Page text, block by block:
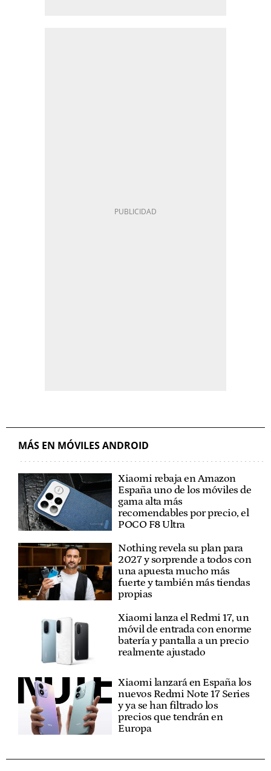
MÁS EN MÓVILES ANDROID
Xiaomi rebaja en Amazon
España uno de los móviles de
gama alta más
recomendables por precio, el
POCO F8 Ultra
Nothing revela su plan para
2027 y sorprende a todos con
una apuesta mucho más
fuerte y también más tiendas
propias
Xiaomi lanza el Redmi 17, un
móvil de entrada con enorme
batería y pantalla a un precio
realmente ajustado
Xiaomi lanzará en España los
nuevos Redmi Note 17 Series
y ya se han filtrado los
precios que tendrán en
Europa